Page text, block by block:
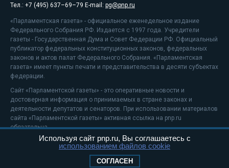
Тел.: +7 (495) 637–69–79 E-mail: pg@pnp.ru
«Парламентская газета» - официальное еженедельное издание
Федерального Собрания РФ. Издается с 1997 года. Учредители
газеты - Государственная Дума и Совет Федерации РФ. Официальный
публикатор федеральных конституционных законов, федеральных
законов и актов палат Федерального Собрания. «Парламентская
газета» имеет пункты печати и представительства в десяти субъектах
федерации.
Сайт «Парламентской газеты» - это оперативные новости и
достоверная информация о принимаемых в стране законах и
деятельности депутатов и сенаторов. При использовании материалов
сайта «Парламентской газеты» активная ссылка на pnp.ru
обязательна.
На информационном ресурсе применяютсярекомендательные
Положение о защите персональных данных
Используя сайт pnp.ru, Вы соглашаетесь с
использованием файлов cookie
СОГЛАСЕН